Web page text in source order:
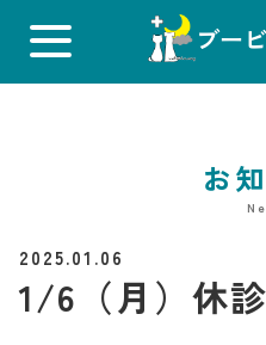
ブー
お
2025.01.06
1/6（月）休